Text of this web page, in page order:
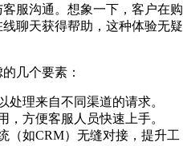
服沟通。想象一下，客户在购
聊天获得帮助，这种体验无疑
几个要素：
处理来自不同渠道的请求。
，方便客服人员快速上手。
（如CRM）无缝对接，提升工